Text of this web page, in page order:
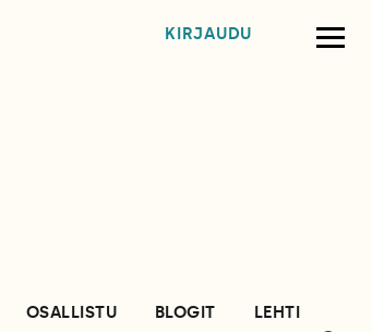
KIRJAUDU
OSALLISTU BLOGIT
LEHTI